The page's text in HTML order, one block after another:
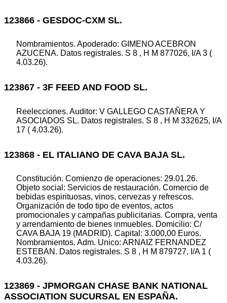
123866 - GESDOC-CXM SL.
Nombramientos. Apoderado: GIMENO ACEBRON
AZUCENA. Datos registrales. S 8 , H M 877026, I/A 3 (
4.03.26).
123867 - 3F FEED AND FOOD SL.
Reelecciones. Auditor: V GALLEGO CASTAÑERA Y
ASOCIADOS SL. Datos registrales. S 8 , H M 332625, I/A
17 ( 4.03.26).
123868 - EL ITALIANO DE CAVA BAJA SL.
Constitución. Comienzo de operaciones: 29.01.26.
Objeto social: Servicios de restauración. Comercio de
bebidas espirituosas, vinos, cervezas y refrescos.
Organización de todo tipo de eventos, actos
promocionales y campañas publicitarias. Compra, venta
y arrendamiento de bienes inmuebles. Domicilio: C/
CAVA BAJA 19 (MADRID). Capital: 3.000,00 Euros.
Nombramientos. Adm. Unico: ARNAIZ FERNANDEZ
ESTEBAN. Datos registrales. S 8 , H M 879727, I/A 1 (
4.03.26).
123869 - JPMORGAN CHASE BANK NATIONAL
ASSOCIATION SUCURSAL EN ESPAÑA.